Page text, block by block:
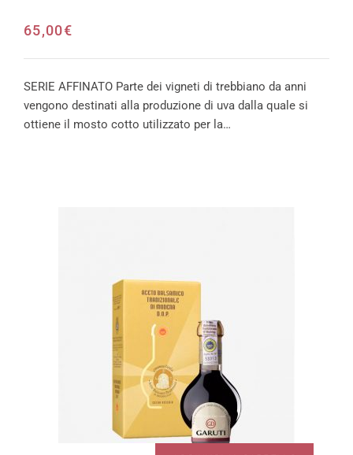
65,00€
SERIE AFFINATO Parte dei vigneti di trebbiano da anni
vengono destinati alla produzione di uva dalla quale si
ottiene il mosto cotto utilizzato per la…